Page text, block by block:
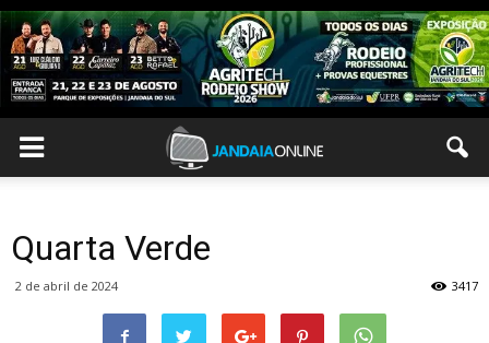
Quarta Verde
2 de abril de 2024 3417